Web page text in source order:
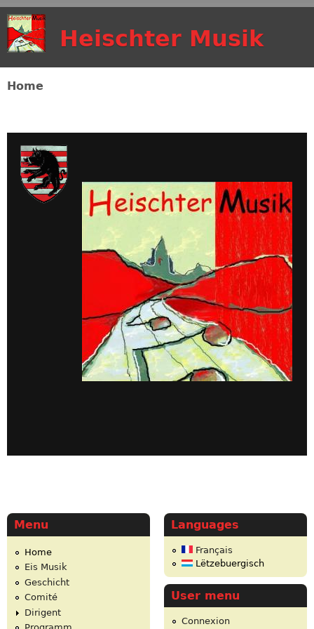
Heischter Musik
Home
Menu
Home
Eis Musik
Geschicht
Comité
Dirigent
Languages
Français
Lëtzebuergisch
User menu
Connexion